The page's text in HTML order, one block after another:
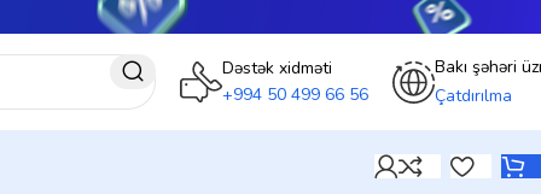
Dəstək xidməti
+994 50 499 66 56
Bakı şəhəri
Çatdırılma